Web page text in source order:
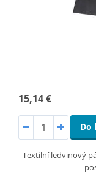
15,14 €
Do
Textilní ledvinový